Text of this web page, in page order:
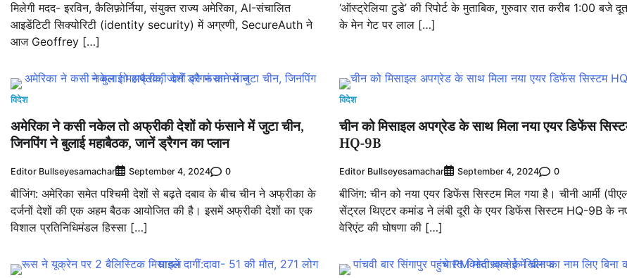
मिलेगी मदद- इरविन, कैलिफ़ोर्निया, संयुक्त राज्य अमेरिका, AI-संचालित
आइडेंटिटी सिक्योरिटी (identity security) में अग्रणी, SecureAuth ने
आज Geoffrey […]
‘ऑस्ट्रेलिया टुडे’ की रिपोर्ट के मुताबिक, गुरुवार रात करीब 1:00 बजे
के मेन गेट पर लाल […]
विदेश
अमेरिका ने कसी नकेल तो अफ्रीकी देशों को फंसाने में जुटा चीन,
जिनपिंग ने बुलाई महाबैठक, जानें ड्रैगन का प्‍लान
Editor Bullseyesamachar September 4, 2024 0
बीजिंग: अमेरिका समेत पश्चिमी देशों से बढ़ते दबाव के बीच चीन ने अफ्रीका के
दर्जनों देशों की एक अहम बैठक आयोजित की है। इसमें अफ्रीकी देशों का एक
विशाल प्रतिन‍िधिमंडल हिस्‍सा […]
विदेश
चीन को मिसाइल अपग्रेड के साथ मिला नया एयर डिफेंस
HQ-9B
Editor Bullseyesamachar September 4, 2024 0
बीजिंग: चीन को नया एयर डिफेंस सिस्टम मिल गया है। चीनी आर्मी
सेंट्रल थिएटर कमांड ने लंबी दूरी के एयर डिफेंस सिस्टम HQ-9B के
वेरिएंट की घोषणा की […]